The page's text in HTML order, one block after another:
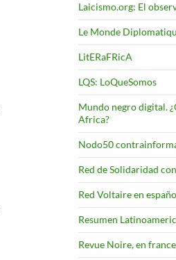
Laicismo.org: El
Le Monde
LitERaFRicA
LQS: LoQueSomos
Mundo negro digital.
Africa?
Nodo50
Red de Solidaridad
Red Voltaire en
Resumen
Revue Noire, en